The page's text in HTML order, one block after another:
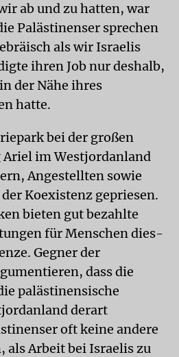
ab und zu hatten, war
Palästinenser sprechen
als wir Israelis
ihren Job nur deshalb,
der Nähe ihres
hatte.
bei der großen
im Westjordanland
Angestellten sowie
Koexistenz gepriesen.
bieten gut bezahlte
für Menschen dies-
Gegner der
dass die
palästinensische
derart
oft keine andere
Arbeit bei Israelis zu